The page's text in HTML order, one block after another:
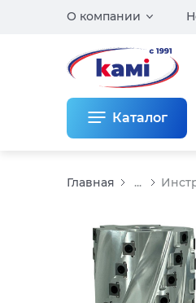
О компании
Каталог
Главная ...